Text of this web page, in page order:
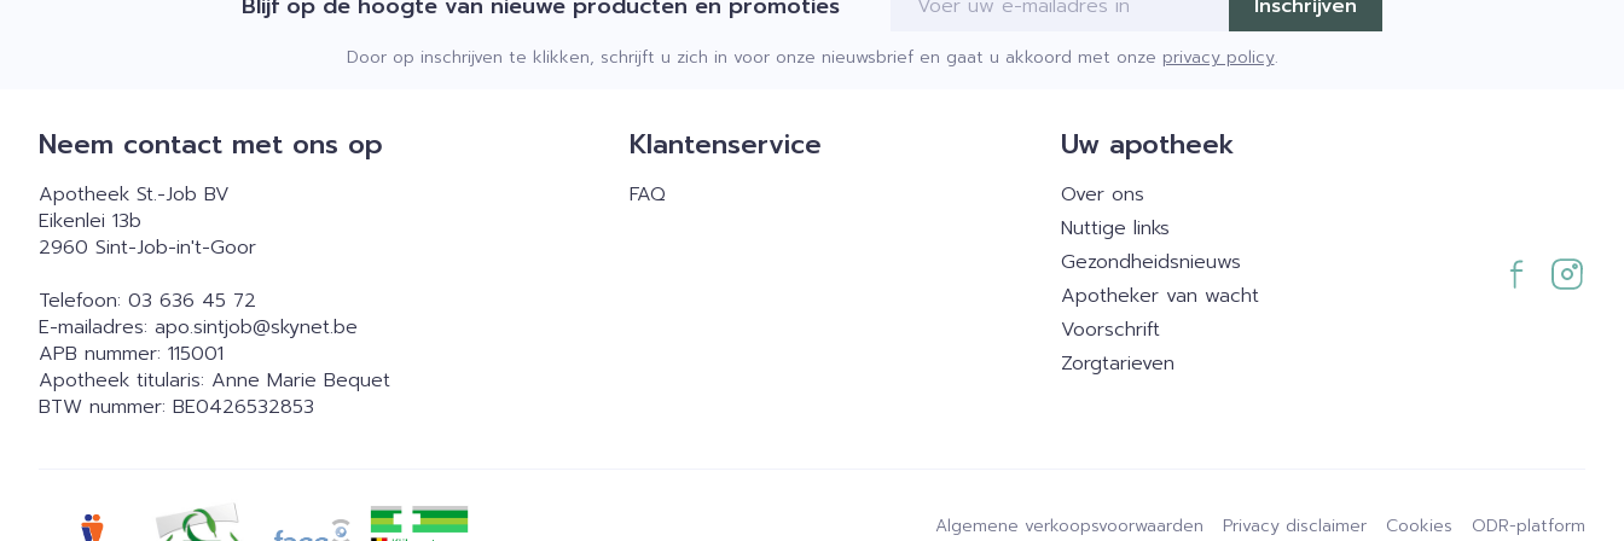
Inschrijven
Door op inschrijven te klikken, schrijft u zich in voor onze nieuwsbrief en gaat u akkoord met onze privacy policy.
Neem contact met ons op
Apotheek St.-Job BV
Eikenlei 13b
2960 Sint-Job-in't-Goor
Telefoon: 03 636 45 72
E-mailadres: apo.sintjob@skynet.be
APB nummer: 115001
Apotheek titularis: Anne Marie Bequet
BTW nummer: BE0426532853
Klantenservice
FAQ
Uw apotheek
Over ons
Nuttige links
Gezondheidsnieuws
Apotheker van wacht
Voorschrift
Zorgtarieven
Algemene verkoopsvoorwaarden Privacy disclaimer Cookies ODR-platform